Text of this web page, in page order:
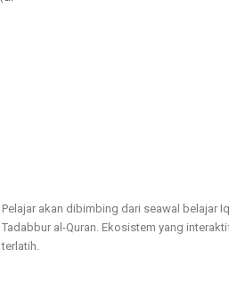
Pelajar akan dibimbing dari seawal belajar
Tadabbur al-Quran. Ekosistem yang
terlatih.